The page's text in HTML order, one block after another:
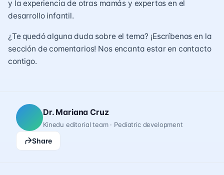
y la experiencia de otras mamás y expertos en el
desarrollo infantil.
¿Te quedó alguna duda sobre el tema? ¡Escríbenos en la
sección de comentarios! Nos encanta estar en contacto
contigo.
Dr. Mariana Cruz
Kinedu editorial team · Pediatric development
Share